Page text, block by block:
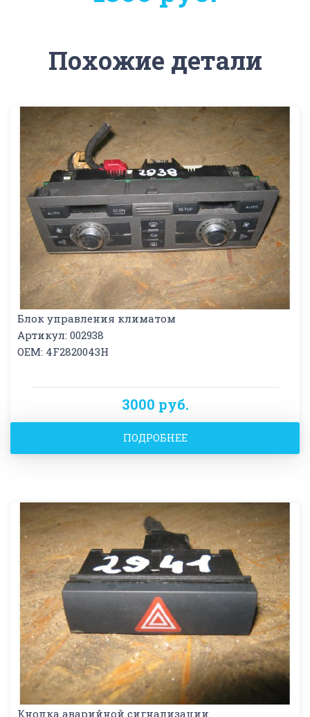
Похожие детали
Блок управления климатом
Артикул: 002938
OEM: 4F2820043H
3000 руб.
ПОДРОБНЕЕ
Кнопка аварийной сигнализации